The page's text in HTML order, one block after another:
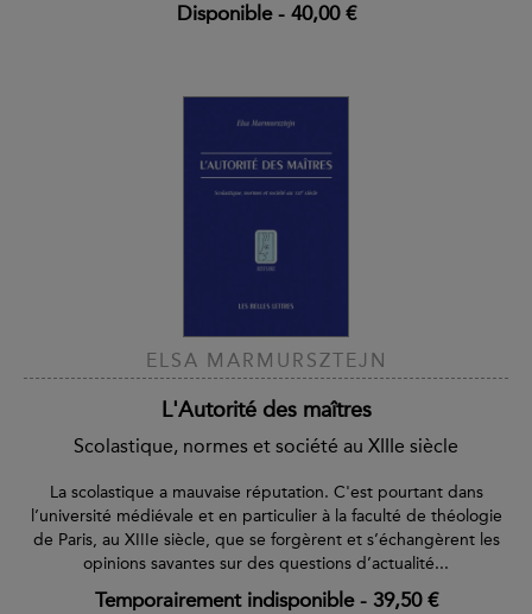
Disponible- 40,00 €
ELSA MARMURSZTEJN
L'Autorité des maîtres
Scolastique, normes et société au XIIIe siècle
La scolastique a mauvaise réputation. C'est pourtant dans
l’université médiévale et en particulier à la faculté de théologie
de Paris, au XIIIe siècle, que se forgèrent et s’échangèrent les
opinions savantes sur des questions d’actualité...
Temporairement indisponible- 39,50 €